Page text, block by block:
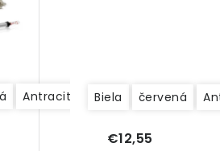
Antracitová Taupe
Biela červená
€12,55